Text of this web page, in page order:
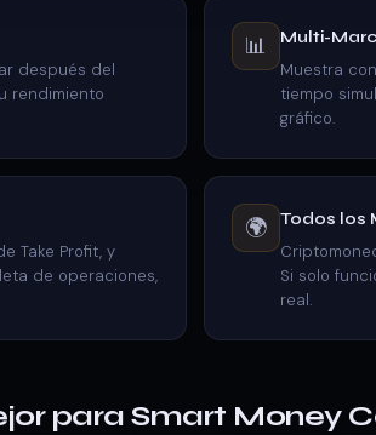
después del
rendimiento
📊
Multi-
Muestra
tiempo
gráfico.
Take Profit, y
de operaciones,
🌍
Todos los
Si solo
real.
para Smart Money